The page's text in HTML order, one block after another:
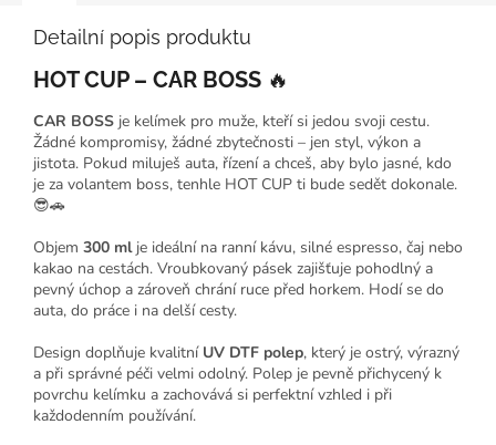
Detailní popis produktu
HOT CUP – CAR BOSS 🔥
CAR BOSS je kelímek pro muže, kteří si jedou svoji cestu.
Žádné kompromisy, žádné zbytečnosti – jen styl, výkon a
jistota. Pokud miluješ auta, řízení a chceš, aby bylo jasné, kdo
je za volantem boss, tenhle HOT CUP ti bude sedět dokonale.
😎🚗
Objem 300 mlje ideální na ranní kávu, silné espresso, čaj nebo
kakao na cestách. Vroubkovaný pásek zajišťuje pohodlný a
pevný úchop a zároveň chrání ruce před horkem. Hodí se do
auta, do práce i na delší cesty.
Design doplňuje kvalitní UV DTF polep, který je ostrý, výrazný
a při správné péči velmi odolný. Polep je pevně přichycený k
povrchu kelímku a zachovává si perfektní vzhled i při
každodenním používání.